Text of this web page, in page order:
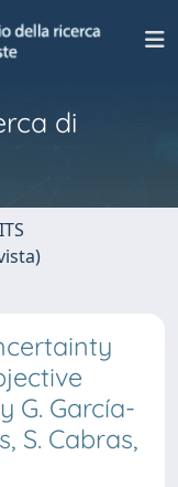
di
G. García-
S. Cabras,